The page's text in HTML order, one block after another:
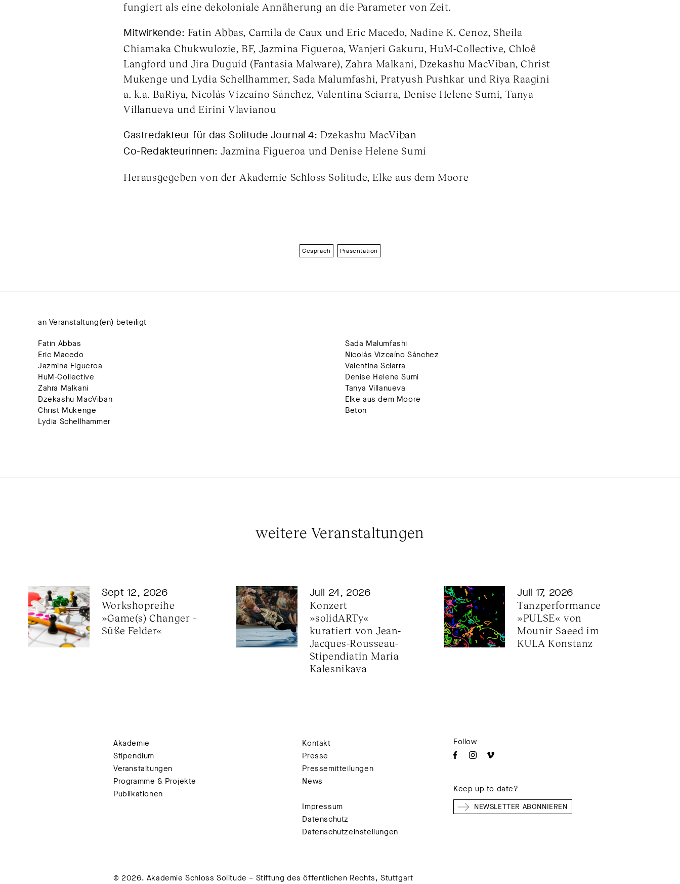
fungiert als eine dekoloniale Annäherung an die Parameter von Zeit.
Mitwirkende: Fatin Abbas, Camila de Caux und Eric Macedo, Nadine K. Cenoz, Sheila
Chiamaka Chukwulozie, BF, Jazmina Figueroa, Wanjeri Gakuru, HuM-Collective, Chloê
Langford und Jira Duguid (Fantasia Malware), Zahra Malkani, Dzekashu MacViban, Christ
Mukenge und Lydia Schellhammer, Sada Malumfashi, Pratyush Pushkar und Riya Raagini
a. k.a. BaRiya, Nicolás Vizcaíno Sánchez, Valentina Sciarra, Denise Helene Sumi, Tanya
Villanueva und Eirini Vlavianou
Gastredakteur für das Solitude Journal 4: Dzekashu MacViban
Co-Redakteurinnen: Jazmina Figueroa und Denise Helene Sumi
Herausgegeben von der Akademie Schloss Solitude, Elke aus dem Moore
Gespräch Präsentation
an Veranstaltung(en) beteiligt
Fatin Abbas
Eric Macedo
Jazmina Figueroa
HuM-Collective
Zahra Malkani
Dzekashu MacViban
Christ Mukenge
Lydia Schellhammer
Sada Malumfashi
Nicolás Vizcaíno Sánchez
Valentina Sciarra
Denise Helene Sumi
Tanya Villanueva
Elke aus dem Moore
Beton
weitere Veranstaltungen
Sept 12, 2026
Workshopreihe
»Game(s) Changer –
Süße Felder«
Juli 24, 2026
Konzert
»solidARTy«
kuratiert von Jean-
Jacques-Rousseau-
Stipendiatin Maria
Kalesnikava
Juli 17, 2026
Tanzperformance
»PULSE« von
Mounir Saeed im
KULA Konstanz
Akademie
Stipendium
Veranstaltungen
Programme & Projekte
Publikationen
Kontakt
Presse
Pressemitteilungen
News
Impressum
Datenschutz
Datenschutzeinstellungen
Follow
Keep up to date?
NEWSLETTER ABONNIEREN
© 2026. Akademie Schloss Solitude – Stiftung des öffentlichen Rechts, Stuttgart